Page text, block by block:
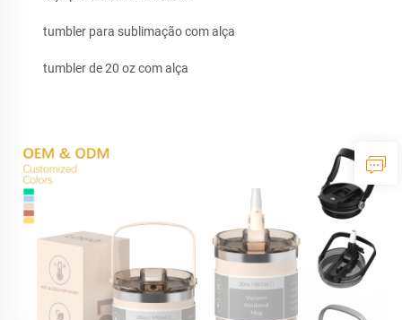
tumbler para sublimação com alça
tumbler de 20 oz com alça